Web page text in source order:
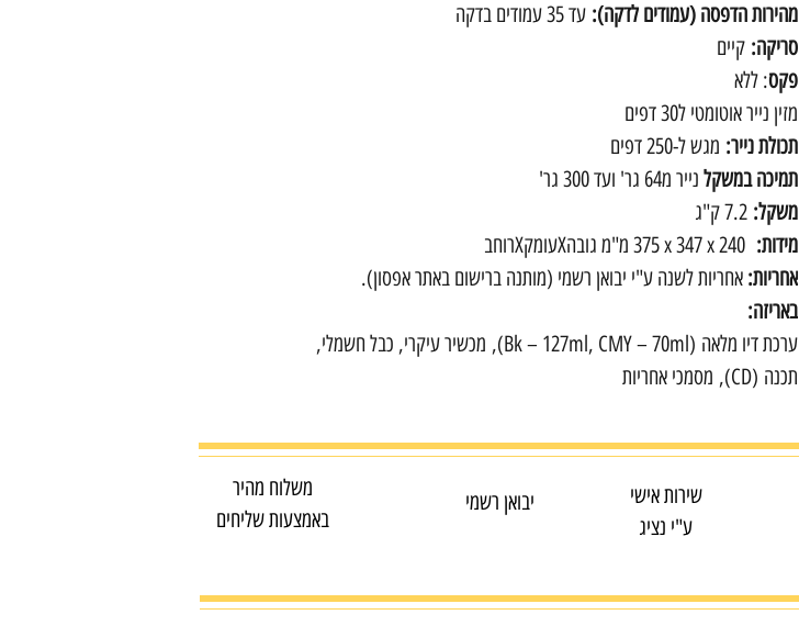
מהירות הדפסה (עמודים לדקה): עד 35 עמודים בדקה
סריקה: קיים
פקס: ללא
מזין נייר אוטומטי ל30 דפים
תכולת נייר: מגש ל-250 דפים
תמיכה במשקל נייר מ64 גר' ועד 300 גר'
משקל: 7.2 ק"ג
מידות:
אחריות: אחריות לשנה ע"י יבואן רשמי (מותנה ברישום באתר אפסון).
באריזה:
ערכת דיו מלאה (Bk – 127ml, CMY – 70ml), מכשיר עיקרי, כבל חשמלי,
תכנה (CD), מסמכי אחריות
שירות אישי
ע"י נציג
יבואן רשמי
משלוח מהיר
באמצעות שליחים